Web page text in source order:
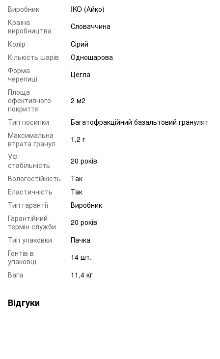
Виробник
IKO (Айко)
Країна
виробництва
Словаччина
Колір
Сірий
Кількість шарів
Одношарова
Форма
черепиці
Цегла
Площа
ефективного
покриття
2 м2
Тип посипки
Багатофракційний базальтовий гранулят
Максимальна
втрата гранул
1,2 г
УФ-
стабільність
20 років
Вологостійкість
Так
Еластичність
Так
Тип гарантії
Виробник
Гарантійний
термін служби
20 років
Тип упаковки
Пачка
Гонтів в
упаковці
14 шт.
Вага
11,4 кг
Відгуки